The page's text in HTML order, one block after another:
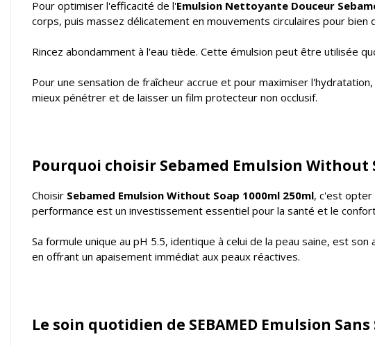
Pour optimiser l'efficacité de l'Emulsion Nettoyante Douceur
corps, puis massez délicatement en mouvements circulaires pour
Rincez abondamment à l'eau tiède. Cette émulsion peut être utilisée
Pour une sensation de fraîcheur accrue et pour maximiser
mieux pénétrer et de laisser un film protecteur non occlusif.
Pourquoi choisir Sebamed Emulsion Without
Choisir Sebamed Emulsion Without Soap 1000ml 250ml, c'est opter
performance est un investissement essentiel pour la santé et le
Sa formule unique au pH 5.5, identique à celui de la peau saine, est son
en offrant un apaisement immédiat aux peaux réactives.
Le soin quotidien de SEBAMED Emulsion Sans